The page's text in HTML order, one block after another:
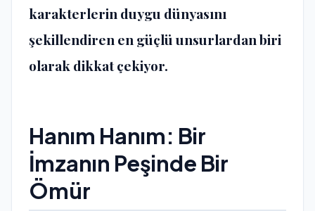
karakterlerin duygu dünyasını
şekillendiren en güçlü unsurlardan biri
olarak dikkat çekiyor.
​Hanım Hanım: Bir
İmzanın Peşinde Bir
Ömür